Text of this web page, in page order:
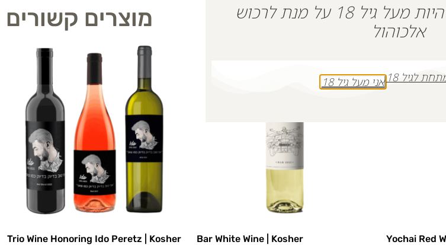
מוצרים קשורים
Trio Wine Honoring Ido Peretz | Kosher Bar White Wine | Kosher Yochai Red
על פי חוק, עליך להיות מעל גיל 18 על מנת לרכוש
אלכוהול
אני מעל גיל 18 לגיל 18